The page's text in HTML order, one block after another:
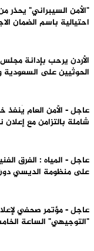
"الأمن السيبراني" يحذر
احتيالية باسم الضمان
الأردن يرحب بإدانة
الحوثيين على السعودية
عاجل - الأمن العام يُنفذ
شاملة بالتزامن مع إعلان
عاجل - المياه : الفرق
على منظومة الديسي
عاجل - مؤتمر صحفي
"التوجيهي" الساعة